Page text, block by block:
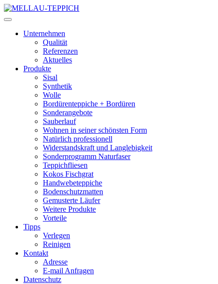
Unternehmen
Qualität
Referenzen
Aktuelles
Produkte
Sisal
Synthetik
Wolle
Bordürenteppiche + Bordüren
Sonderangebote
Sauberlauf
Wohnen in seiner schönsten Form
Natürlich professionell
Widerstandskraft und Langlebigkeit
Sonderprogramm Naturfaser
Teppichfliesen
Kokos Fischgrat
Handwebeteppiche
Bodenschutzmatten
Gemusterte Läufer
Weitere Produkte
Vorteile
Tipps
Verlegen
Reinigen
Kontakt
Adresse
E-mail Anfragen
Datenschutz